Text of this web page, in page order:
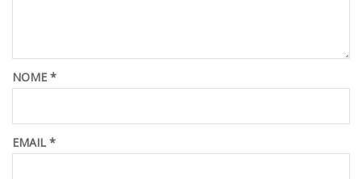
NOME *
EMAIL *